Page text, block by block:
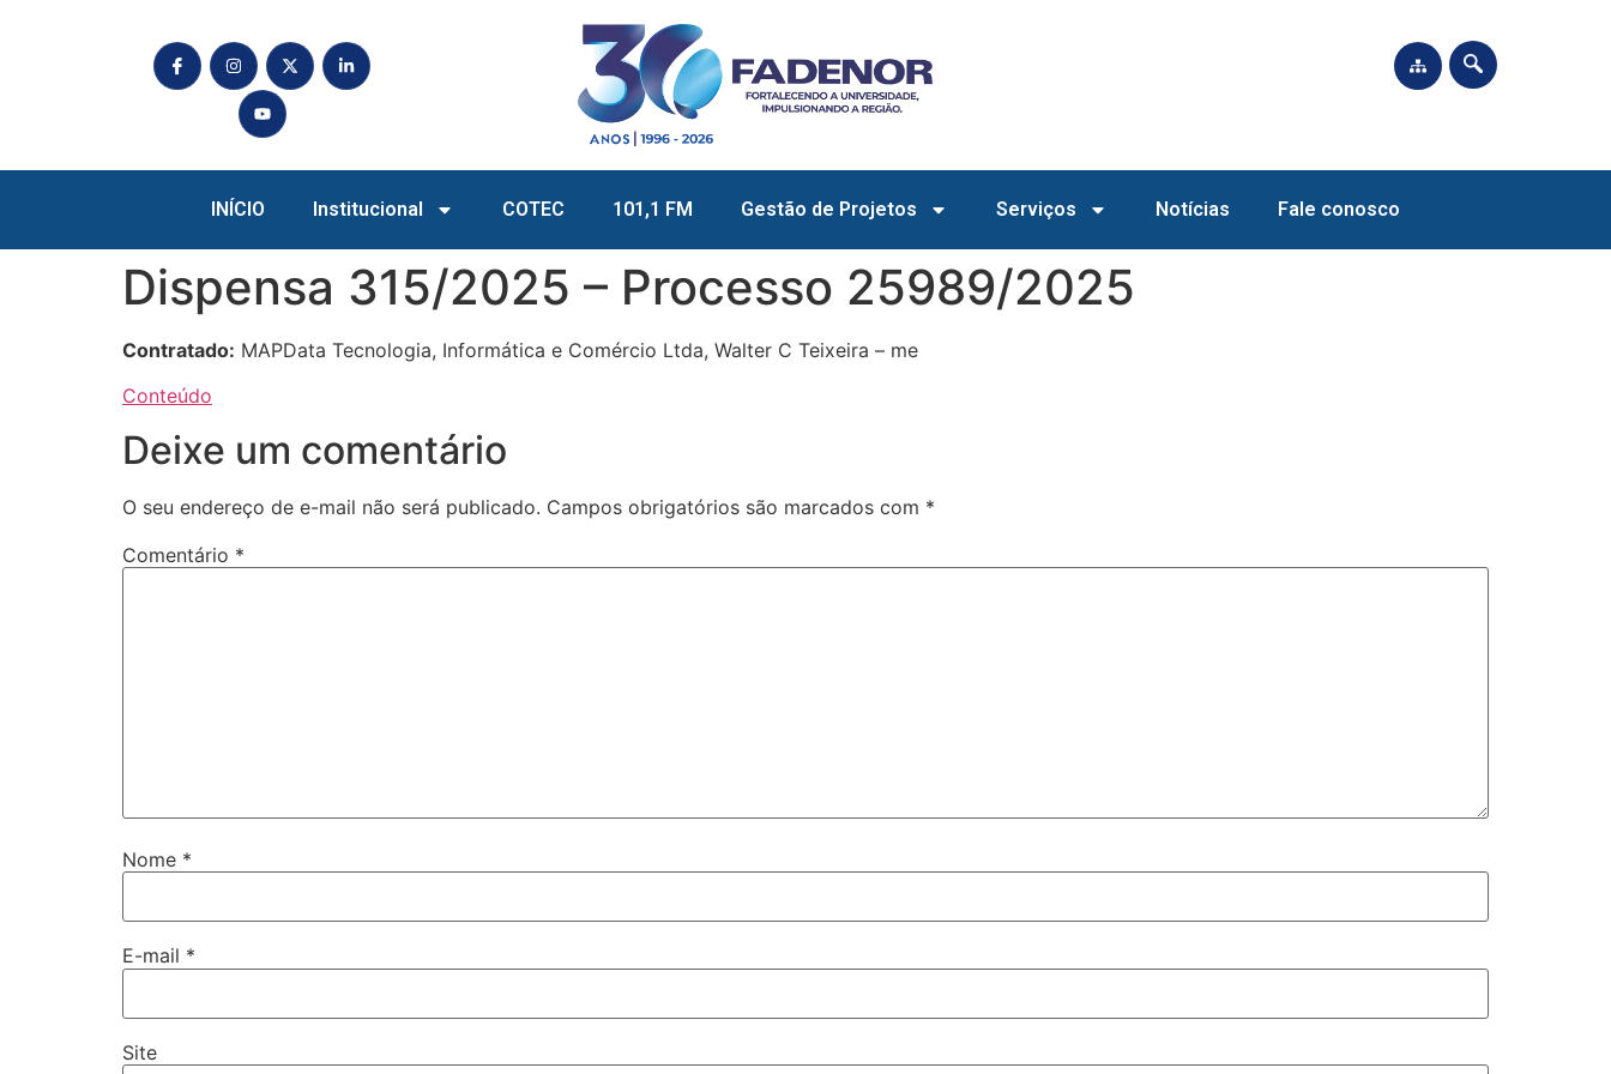
INÍCIO Institucional COTEC 101,1 FM Gestão de Projetos Serviços Notícias Fale conosco
Dispensa 315/2025 – Processo 25989/2025
Contratado: MAPData Tecnologia, Informática e Comércio Ltda, Walter C Teixeira – me
Conteúdo
Deixe um comentário
O seu endereço de e-mail não será publicado. Campos obrigatórios são marcados com *
Comentário *
Nome *
E-mail *
Site